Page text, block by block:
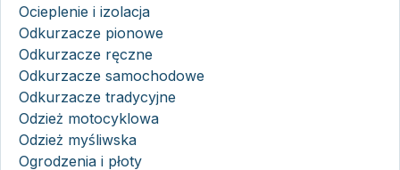
Ocieplenie i izolacja
Odkurzacze pionowe
Odkurzacze ręczne
Odkurzacze samochodowe
Odkurzacze tradycyjne
Odzież motocyklowa
Odzież myśliwska
Ogrodzenia i płoty